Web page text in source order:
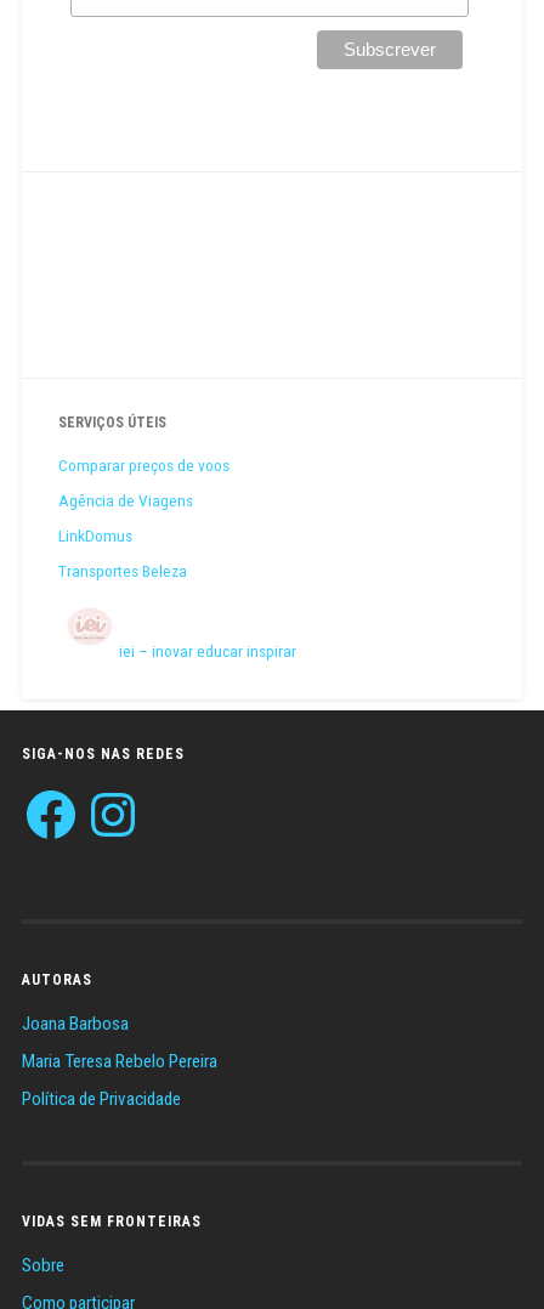
SERVIÇOS ÚTEIS
Comparar preços de voos
Agência de Viagens
LinkDomus
Transportes Beleza
iei – inovar educar inspirar
SIGA-NOS NAS REDES
Facebook Instagram
AUTORAS
Joana Barbosa
Maria Teresa Rebelo Pereira
Política de Privacidade
VIDAS SEM FRONTEIRAS
Sobre
Como participar